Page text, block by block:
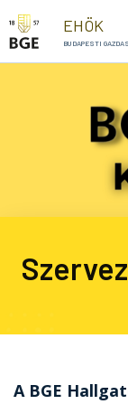
Ugrás a tartalomra
EHÖK
BUDAPESTI
A BGE